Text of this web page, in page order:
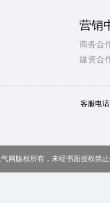
营销
商务合
媒资合
客服电
气网版权所有，未经书面授权